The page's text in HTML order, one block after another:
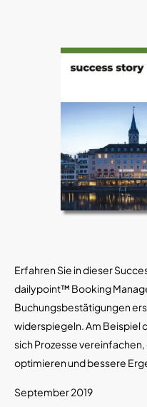
Erfahren Sie in dieser
dailypoint™ Booking
Buchungsbestätigungen
widerspiegeln. Am Beispiel
sich Prozesse
optimieren und bessere
September 2019